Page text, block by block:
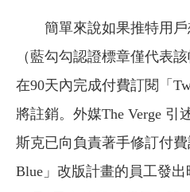
簡單來說如果推特用
（藍勾勾認證標章僅代表
在90天內完成付費訂閱「
將註銷。外媒The Verge 引
斯克已向負責著手修訂付
Blue」改版計畫的員工發